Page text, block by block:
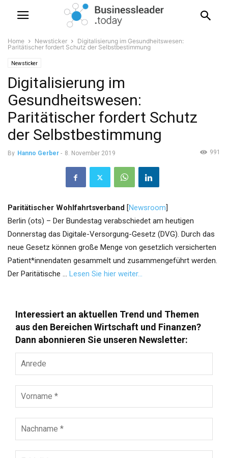
Home Newsticker
Digitalisierung im Gesundheitswesen:
Paritätischer fordert Schutz der Selbstbestimmung
Newsticker
Digitalisierung im
Gesundheitswesen:
Paritätischer fordert Schutz
der Selbstbestimmung
By Hanno Gerber - 8. November 2019 991
Paritätischer Wohlfahrtsverband [Newsroom
Berlin (ots) – Der Bundestag verabschiedet am heutigen
Donnerstag das Digitale-Versorgung-Gesetz (DVG). Durch das
neue Gesetz können große Menge von gesetzlich versicherten
Patient*innendaten gesammelt und zusammengeführt werden.
Der Paritätische … Lesen Sie hier weiter…
Interessiert an aktuellen Trend und Themen
aus den Bereichen Wirtschaft und Finanzen?
Dann abonnieren Sie unseren Newsletter: